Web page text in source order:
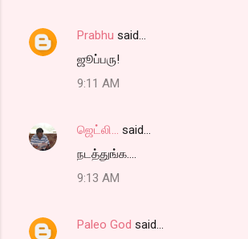
Prabhu said…
ஜூப்பரு!
9:11 AM
ஜெட்லி...
said…
நடத்துங்க....
9:13 AM
Paleo God said…